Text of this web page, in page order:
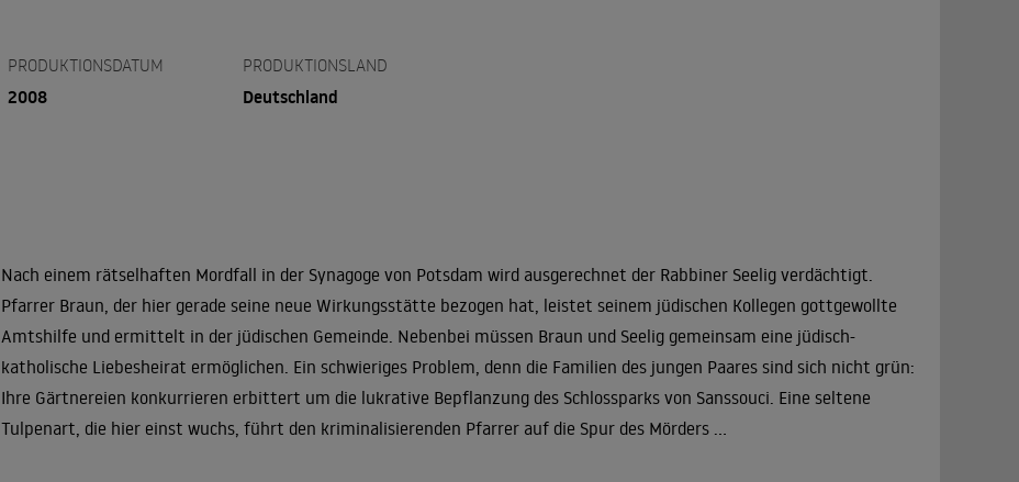
PRODUKTIONSDATUM
2008
PRODUKTIONSLAND
Deutschland
Nach einem rätselhaften Mordfall in der Synagoge von Potsdam wird ausgerechnet der Rabbiner Seelig verdächtigt.
Pfarrer Braun, der hier gerade seine neue Wirkungsstätte bezogen hat, leistet seinem jüdischen Kollegen gottgewollte
Amtshilfe und ermittelt in der jüdischen Gemeinde. Nebenbei müssen Braun und Seelig gemeinsam eine jüdisch-
katholische Liebesheirat ermöglichen. Ein schwieriges Problem, denn die Familien des jungen Paares sind sich nicht grün:
Ihre Gärtnereien konkurrieren erbittert um die lukrative Bepflanzung des Schlossparks von Sanssouci. Eine seltene
Tulpenart, die hier einst wuchs, führt den kriminalisierenden Pfarrer auf die Spur des Mörders ...